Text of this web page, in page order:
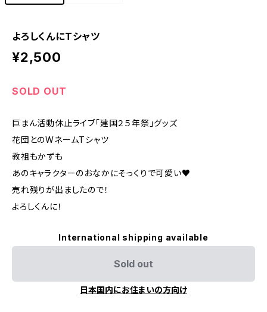
よろしくんにTシャツ
¥2,500
SOLD OUT
巨まん活動休止ライブ「建国２５年祭」グッズ
花団とのWネームTシャツ
教祖もかずも
あのキャラクターのおなかにそっくりで可愛い♥
売れ残りが出ましたので！
よろしくんに！
International shipping available
Sold out
日本国内にお住まいの方向け